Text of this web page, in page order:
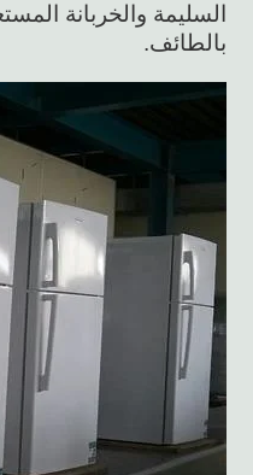
السليمة والخربانة
بالطائف.